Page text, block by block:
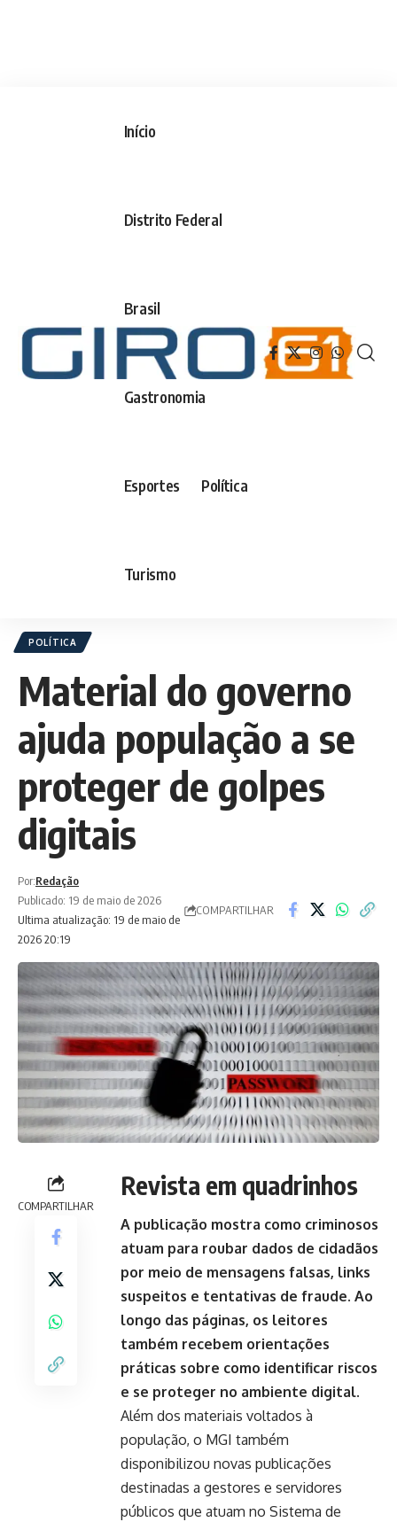
Início
Distrito Federal
Brasil
Gastronomia
Esportes Política
Turismo
POLÍTICA
Material do governo
ajuda população a se
proteger de golpes
digitais
Ultima atualização: 19 de maio de
2026 20:19
Por:Redação
Publicado: 19 de maio de 2026
COMPARTILHAR
COMPARTILHAR
Revista em quadrinhos
A publicação mostra como criminosos
atuam para roubar dados de cidadãos
por meio de mensagens falsas, links
suspeitos e tentativas de fraude. Ao
longo das páginas, os leitores
também recebem orientações
práticas sobre como identificar riscos
e se proteger no ambiente digital.
Além dos materiais voltados à
população, o MGI também
disponibilizou novas publicações
destinadas a gestores e servidores
públicos que atuam no Sistema de